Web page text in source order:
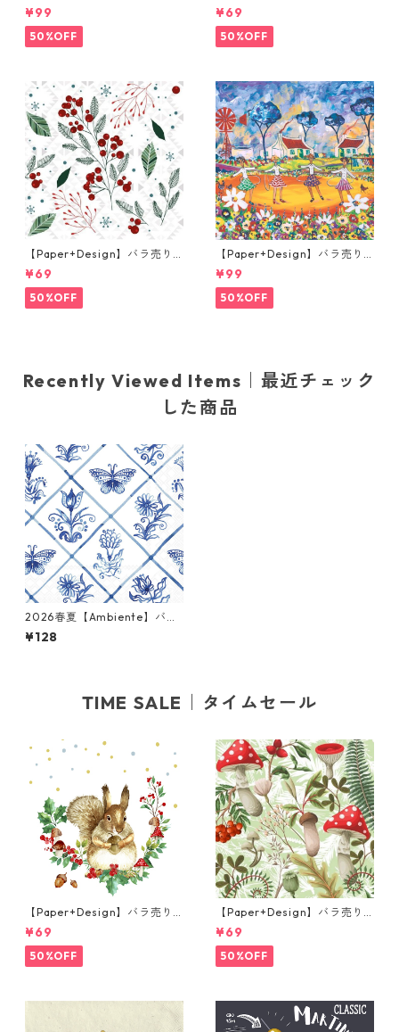
枚 ランチサイズ ペーパーナプ
キン Portchie Art Lunch in t
he Garden オレンジ
¥99
50%OFF
枚 ランチサイズ ペーパーナプ
キン Santas helpers ライト
ブルー
¥69
50%OFF
【Paper+Design】バラ売り2
枚 ランチサイズ ペーパーナプ
キン Festive florals ホワイト
¥69
50%OFF
【Paper+Design】バラ売り2
枚 ランチサイズ ペーパーナプ
キン Portchie Art The Hula
Hoop Girls ブルー
¥99
50%OFF
Recently Viewed Items｜最近チェック
した商品
2026春夏【Ambiente】バラ
売り2枚 ランチサイズ ペーパ
ーナプキン Diamond shaped
¥128
TIME SALE｜タイムセール
【Paper+Design】バラ売り2
枚 ランチサイズ ペーパーナプ
キン Forest Squirrel ホワイ
ト
¥69
50%OFF
【Paper+Design】バラ売り2
枚 ランチサイズ ペーパーナプ
キン Forest Fungi グリーン
¥69
50%OFF